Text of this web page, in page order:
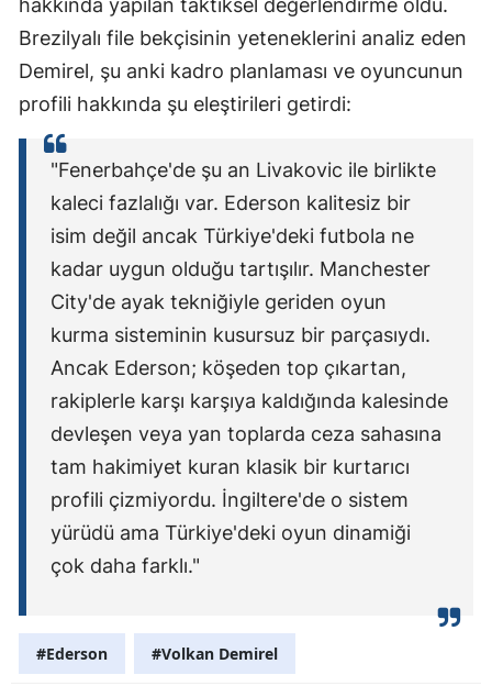
hakkında yapılan taktiksel değerlendirme oldu.
Brezilyalı file bekçisinin yeteneklerini analiz eden
Demirel, şu anki kadro planlaması ve oyuncunun
profili hakkında şu eleştirileri getirdi:
"Fenerbahçe'de şu an Livakovic ile birlikte
kaleci fazlalığı var. Ederson kalitesiz bir
isim değil ancak Türkiye'deki futbola ne
kadar uygun olduğu tartışılır. Manchester
City'de ayak tekniğiyle geriden oyun
kurma sisteminin kusursuz bir parçasıydı.
Ancak Ederson; köşeden top çıkartan,
rakiplerle karşı karşıya kaldığında kalesinde
devleşen veya yan toplarda ceza sahasına
tam hakimiyet kuran klasik bir kurtarıcı
profili çizmiyordu. İngiltere'de o sistem
yürüdü ama Türkiye'deki oyun dinamiği
çok daha farklı."
#Ederson #Volkan Demirel